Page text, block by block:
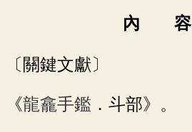
內 容
〔關鍵文獻〕
《龍龕手鑑 ．斗部》。